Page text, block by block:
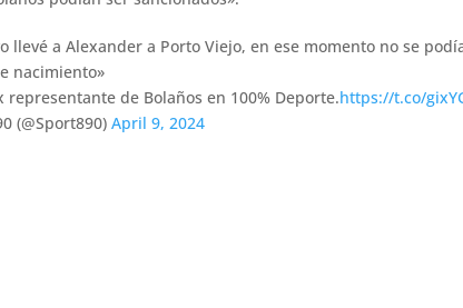
llevé a Alexander a Porto Viejo, en ese momento no se
nacimiento»
representante de Bolaños en 100% Deporte.https://t.co/
(@Sport890)April 9, 2024